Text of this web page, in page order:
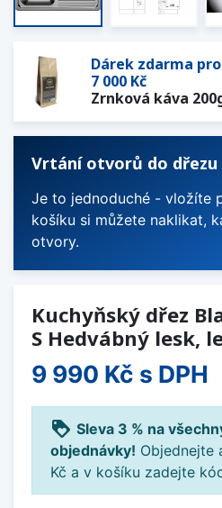
Dárek zdarma
7 000 Kč
Zrnková káva
Vrtání otvorů do dřezu
Je to jednoduché - vložíte
košíku si můžete naklikat,
otvory.
Kuchyňský dřez
S Hedvábný lesk,
9 990 Kč s DPH
loyalty Sleva 3 % na
objednávky! Objednejte
Kč a v košíku zadejte